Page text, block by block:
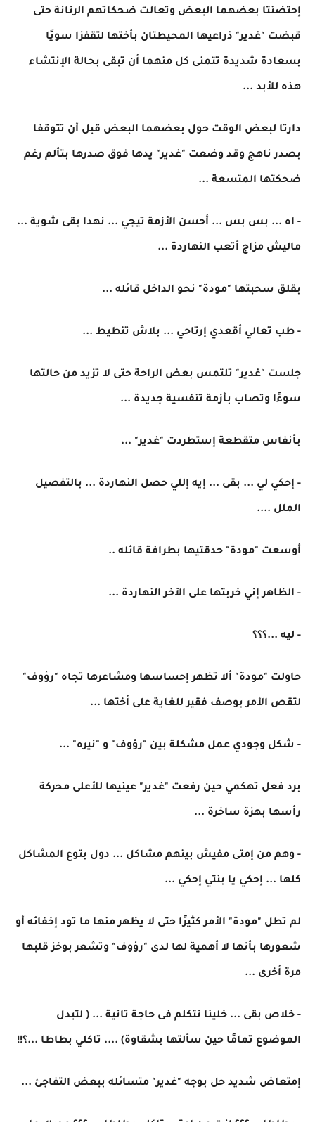
إحتضنتا بعضهما البعض وتعالت ضحكاتهم الرنانة حتى
قبضت "غدير" ذراعيها المحيطتان بأختها لتقفزا سويًا
بسعادة شديدة تتمنى كل منهما أن تبقى بحالة الإنتشاء
هذه للأبد ...
دارتا لبعض الوقت حول بعضهما البعض قبل أن تتوقفا
بصدر ناهج وقد وضعت "غدير" يدها فوق صدرها بتألم رغم
ضحكتها المتسعة ...
- اه ... بس بس ... أحسن الأزمة تيجي ... نهدا بقى شوية ...
ماليش مزاج أتعب النهاردة ...
بقلق سحبتها "مودة" نحو الداخل قائله ...
- طب تعالي أقعدي إرتاحي ... بلاش تنطيط ...
جلست "غدير" تلتمس بعض الراحة حتى لا تزيد من حالتها
سوءًا وتصاب بأزمة تنفسية جديدة ...
بأنفاس متقطعة إستطردت "غدير" ...
- إحكي لي ... بقى ... إيه إللي حصل النهاردة ... بالتفصيل
الملل ....
أوسعت "مودة" حدقتيها بطرافة قائله ..
- الظاهر إني خربتها على الآخر النهاردة ...
- ليه ...؟؟؟
حاولت "مودة" ألا تظهر إحساسها ومشاعرها تجاه "رؤوف"
لتقص الأمر بوصف فقير للغاية على أختها ...
- شكل وجودي عمل مشكلة بين "رؤوف" و "نيره" ...
برد فعل تهكمي حين رفعت "غدير" عينيها للأعلى محركة
رأسها بهزة ساخرة ...
- وهم من إمتى مفيش بينهم مشاكل ... دول بتوع المشاكل
كلها ... إحكي يا بنتي إحكي ...
لم تطل "مودة" الأمر كثيرًا حتى لا يظهر منها ما تود إخفائه أو
شعورها بأنها لا أهمية لها لدى "رؤوف" وتشعر بوخز قلبها
مرة أخرى ...
- خلاص بقى ... خلينا نتكلم فى حاجة تانية ... ( لتبدل
الموضوع تمامًا حين سألتها بشقاوة) .... تاكلي بطاطا ...؟!!
إمتعاض شديد حل بوجه "غدير" متسائله ببعض التفاجئ ...